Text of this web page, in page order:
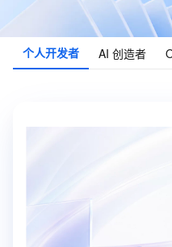
个人开发者 AI 创造者